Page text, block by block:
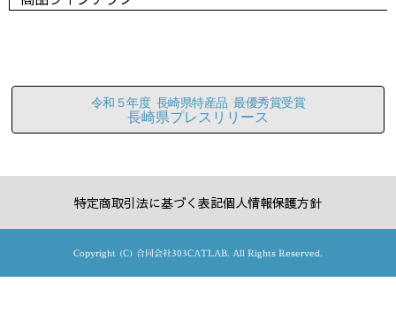
令和５年度 長崎県特産品 最優秀賞受賞
長崎県プレスリリース
特定商取引法に基づく表記個人情報保護方針
Copyright (C) 合同会社303CATLAB. All Rights Reserved.